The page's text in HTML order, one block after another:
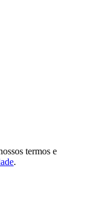
termos e
.